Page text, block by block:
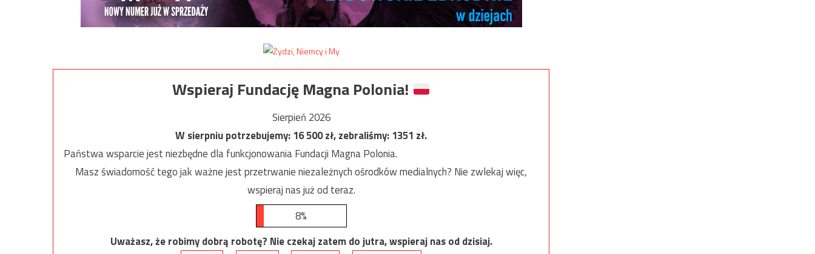
Wspieraj Fundację Magna Polonia!
Sierpień 2026
W sierpniu potrzebujemy:16 500zł, zebraliśmy:1351 zł.
Państwa wsparcie jest niezbędne dla funkcjonowania Fundacji Magna Polonia.
Masz świadomość tego jak ważne jest przetrwanie niezależnych ośrodków medialnych? Nie zwlekaj więc,
wspieraj nas już od teraz.
8%
Uważasz, że robimy dobrą robotę? Nie czekaj zatem do jutra, wspieraj nas od dzisiaj.